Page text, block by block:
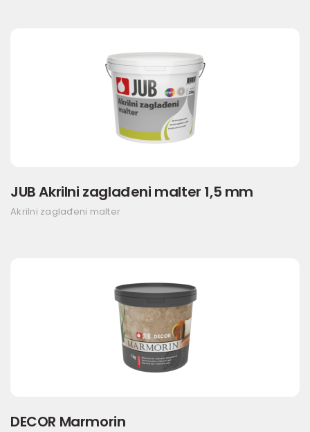
JUB Akrilni zaglađeni malter 1,5 mm
Akrilni zaglađeni malter
DECOR Marmorin